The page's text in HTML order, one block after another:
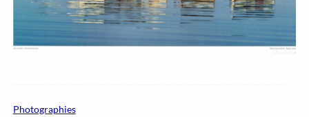
Photographies